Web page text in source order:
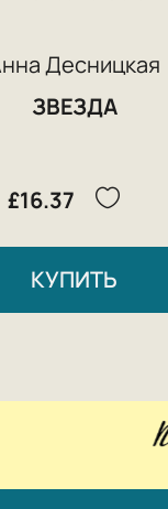
Десницкая
ЗВЕЗДА
£16.37
КУПИТЬ